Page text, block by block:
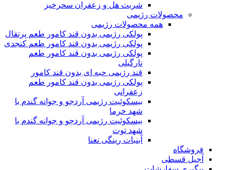
شربت هل و زعفران سحرخیز
محصولات رژیمی
همه محصولات رژیمی
پولکی رژیمی بدون قند کامور طعم پرتقال
پولکی رژیمی بدون قند کامور طعم کنجدی
پولکی رژیمی بدون قند کامور طعم
نارگیلی
قند رژیمی حبه ای بدون قند کامور
پولکی رژیمی بدون قند کامور طعم
زعفرانی
بيسکوئيت رژیمی آردجو و جوانه گندم با
شهد خرما
بيسکوئيت رژیمی آردجو و جوانه گندم با
شهد توت
آبنبات رینگی نعنا
فروشگاه
آجیل قسطی